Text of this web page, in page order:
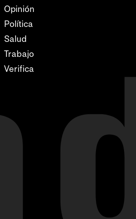
Opinión
Política
Salud
Trabajo
Verifica